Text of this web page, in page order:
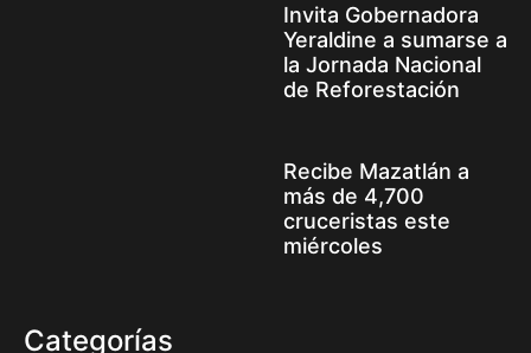
Invita Gobernadora
Yeraldine a sumarse a
la Jornada Nacional
de Reforestación
Recibe Mazatlán a
más de 4,700
cruceristas este
miércoles
Categorías